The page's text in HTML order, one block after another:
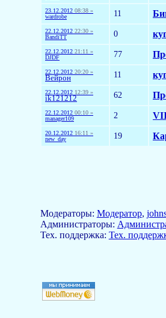
23.12.2012 08:38 »
wardrobe
11
22.12.2012 22:30 »
BandiTT
0
22.12.2012 21:11 »
DJDF
77
22.12.2012 20:20 »
Вейрон 11
22.12.2012 12:39 »
ik121212 62
22.12.2012 00:10 »
manager109
2
20.12.2012 16:11 »
new_day
19
Модераторы: Модератор,
Aдминистраторы:
Тех. поддержка: Тех.